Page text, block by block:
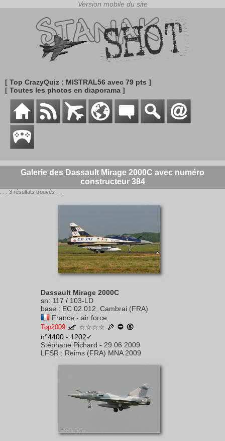
[ Top CrazyQuiz : MISTRAL56 avec 79 pts ]
[ Toutes les photos en diaporama ]
Galerie des Dassault Mirage 2000C avec numéro
constructeur 384
. . . 3 résultats trouvés . . .
Dassault Mirage 2000C
sn: 117 / 103-LD
base : EC 02.012, Cambrai (FRA)
France - air force
Top2009
☆☆☆☆
n°4400 - 1202✓
Stéphane Pichard - 29.06.2009
LFSR : Reims (FRA) MNA 2009